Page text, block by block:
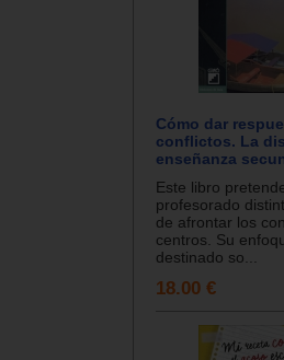
Cómo dar
conflictos. La
enseñanza
Este libro
profesorado
de afrontar los
centros. Su
destinado so...
18.00 €